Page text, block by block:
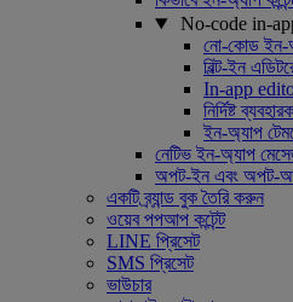
No-code in-
নো-কোড ইন-
বিল্ট-ইন
In-app
নির্দিষ্ট
ইন-অ্যাপ
নেটিভ ইন-অ্যাপ
অপট-ইন এবং অপট-
একটি ব্র্যান্ড বুক তৈরি করুন
ওয়েব পপআপ কন্টেন্ট
LINE প্রিসেট
SMS প্রিসেট
ভাউচার